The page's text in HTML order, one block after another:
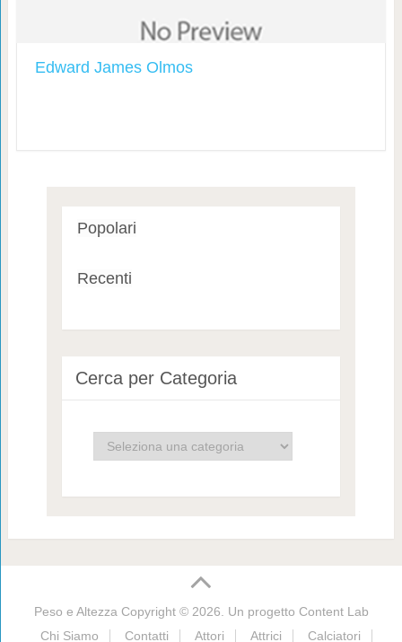
Edward James Olmos
Popolari
Recenti
Cerca per Categoria
Cerca
per
Peso e Altezza Copyright © 2026. Un progetto Content Lab
Chi Siamo
Contatti Attori Attrici Calciatori